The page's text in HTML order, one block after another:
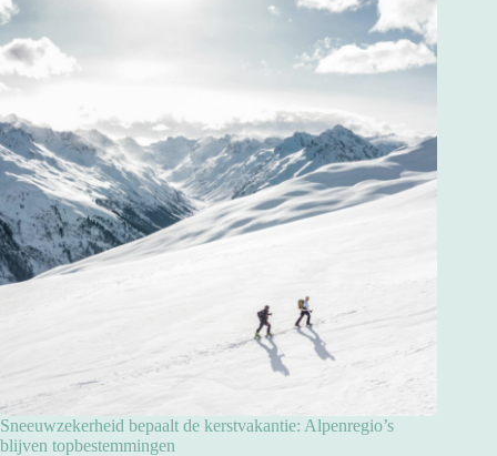
Sneeuwzekerheid bepaalt de kerstvakantie: Alpenregio’s
blijven topbestemmingen